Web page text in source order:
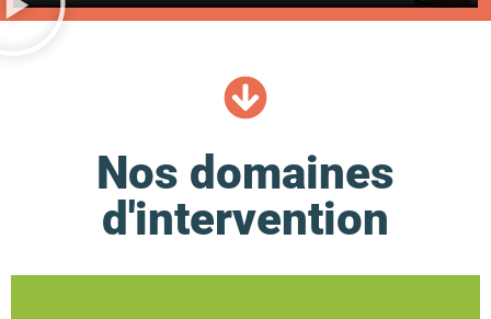
Nos domaines
d'intervention